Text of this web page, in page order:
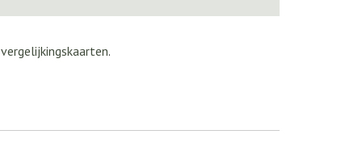
vergelijkingskaarten.